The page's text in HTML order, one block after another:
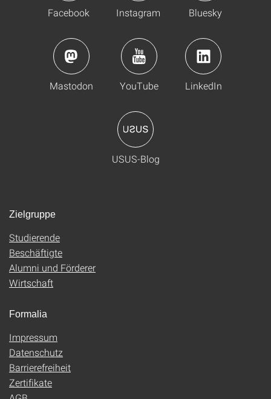
Facebook Instagram Bluesky
Mastodon YouTube LinkedIn
USUS-Blog
Zielgruppe
Studierende
Beschäftigte
Alumni und Förderer
Wirtschaft
Formalia
Impressum
Datenschutz
Barrierefreiheit
Zertifikate